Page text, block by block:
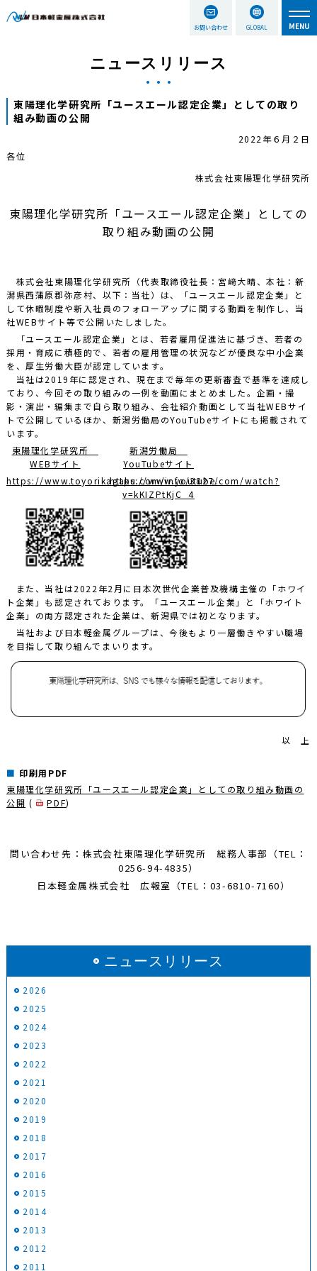
お問い合わせ GLOBAL
ニュースリリース
東陽理化学研究所「ユースエール認定企業」としての取り
組み動画の公開
2022年６月２日
各位
株式会社東陽理化学研究所
東陽理化学研究所「ユースエール認定企業」としての
取り組み動画の公開
株式会社東陽理化学研究所（代表取締役社長：宮﨑大晴、本社：新
潟県西蒲原郡弥彦村、以下：当社）は、「ユースエール認定企業」と
して休暇制度や新入社員のフォローアップに関する動画を制作し、当
社WEBサイト等で公開いたしました。
「ユースエール認定企業」とは、若者雇用促進法に基づき、若者の
採用・育成に積極的で、若者の雇用管理の状況などが優良な中小企業
を、厚生労働大臣が認定しています。
当社は2019年に認定され、現在まで毎年の更新審査で基準を達成し
ており、今回その取り組みの一例を動画にまとめました。企画・撮
影・演出・編集まで自ら取り組み、会社紹介動画として当社WEBサイ
トで公開しているほか、新潟労働局のYouTubeサイトにも掲載されて
います。
東陽理化学研究所
WEBサイト
https://www.toyorikagaku.com/info/3827/
新潟労働局
YouTubeサイト
https://www.youtube.com/watch?
v=kKIZPtKjC_4
また、当社は2022年2月に日本次世代企業普及機構主催の「ホワイ
ト企業」も認定されております。「ユースエール企業」と「ホワイト
企業」の両方認定された企業は、新潟県では初となります。
当社および日本軽金属グループは、今後もより一層働きやすい職場
を目指して取り組んでまいります。
以 上
印刷用PDF
東陽理化学研究所「ユースエール認定企業」としての取り組み動画の
公開 ( PDF)
問い合わせ先：株式会社東陽理化学研究所 総務人事部（TEL：
0256-94-4835）
日本軽金属株式会社 広報室（TEL：03-6810-7160）
ニュースリリース
2026
2025
2024
2023
2022
2021
2020
2019
2018
2017
2016
2015
2014
2013
2012
2011